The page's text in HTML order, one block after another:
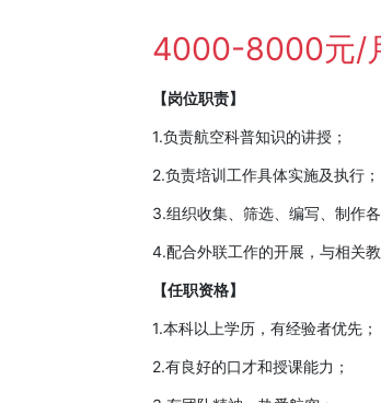
4000-8000元/
【岗位职责】
1.负责航空科普知识的讲授；
2.负责培训工作具体实施及执行；
3.组织收集、筛选、编写、制作
4.配合外联工作的开展，与相关
【任职资格】
1.本科以上学历，有经验者优先；
2.有良好的口才和授课能力；